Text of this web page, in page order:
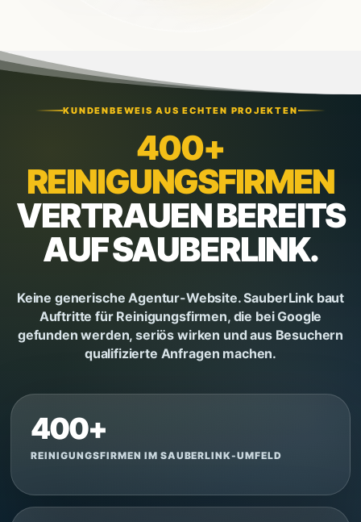
KUNDENBEWEIS AUS ECHTEN PROJEKTEN
400+
REINIGUNGSFIRMEN
VERTRAUEN BEREITS
AUF SAUBERLINK.
Keine generische Agentur-Website. SauberLink baut
Auftritte für Reinigungsfirmen, die bei Google
gefunden werden, seriös wirken und aus Besuchern
qualifizierte Anfragen machen.
400+
REINIGUNGSFIRMEN IM SAUBERLINK-UMFELD